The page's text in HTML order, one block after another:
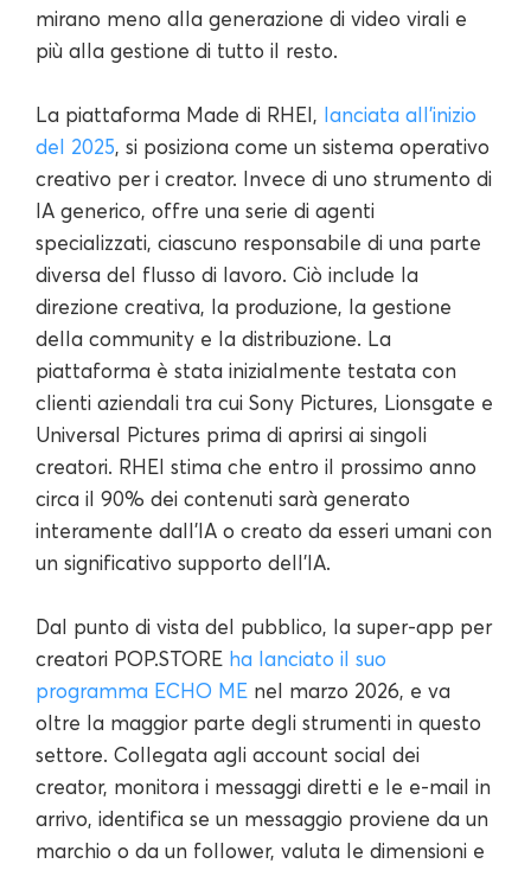
mirano meno alla generazione di video virali e
più alla gestione di tutto il resto.
La piattaforma Made di RHEI, lanciata all'inizio
del 2025, si posiziona come un sistema operativo
creativo per i creator. Invece di uno strumento di
IA generico, offre una serie di agenti
specializzati, ciascuno responsabile di una parte
diversa del flusso di lavoro. Ciò include la
direzione creativa, la produzione, la gestione
della community e la distribuzione. La
piattaforma è stata inizialmente testata con
clienti aziendali tra cui Sony Pictures, Lionsgate e
Universal Pictures prima di aprirsi ai singoli
creatori. RHEI stima che entro il prossimo anno
circa il 90% dei contenuti sarà generato
interamente dall'IA o creato da esseri umani con
un significativo supporto dell'IA.
Dal punto di vista del pubblico, la super-app per
creatori POP.STORE ha lanciato il suo
programma ECHO ME nel marzo 2026, e va
oltre la maggior parte degli strumenti in questo
settore. Collegata agli account social dei
creator, monitora i messaggi diretti e le e-mail in
arrivo, identifica se un messaggio proviene da un
marchio o da un follower, valuta le dimensioni e